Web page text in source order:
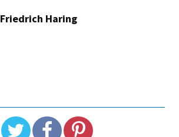
Friedrich Haring